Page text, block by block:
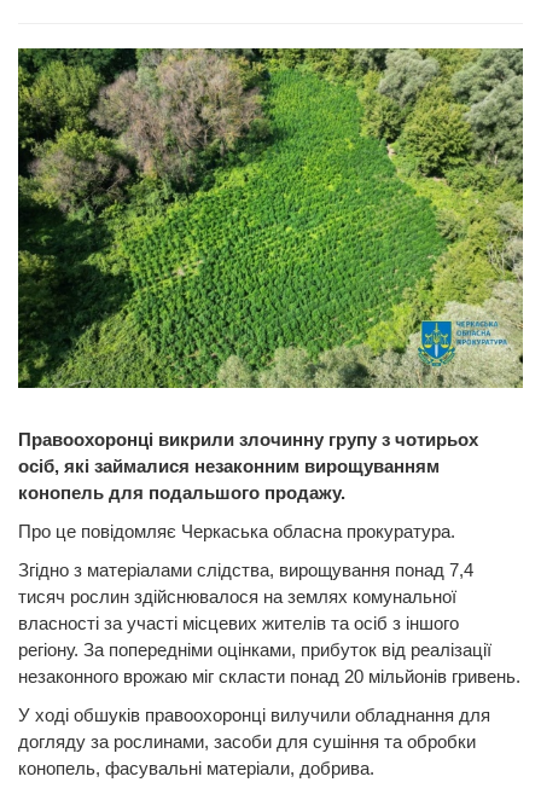
Правоохоронці викрили злочинну групу з чотирьох
осіб, які займалися незаконним вирощуванням
конопель для подальшого продажу.
Про це повідомляє Черкаська обласна прокуратура.
Згідно з матеріалами слідства, вирощування понад 7,4
тисяч рослин здійснювалося на землях комунальної
власності за участі місцевих жителів та осіб з іншого
регіону. За попередніми оцінками, прибуток від реалізації
незаконного врожаю міг скласти понад 20 мільйонів гривень.
У ході обшуків правоохоронці вилучили обладнання для
догляду за рослинами, засоби для сушіння та обробки
конопель, фасувальні матеріали, добрива.